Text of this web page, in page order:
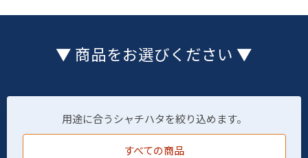
▼ 商品をお選びください ▼
用途に合うシャチハタを絞り込めます。
すべての商品